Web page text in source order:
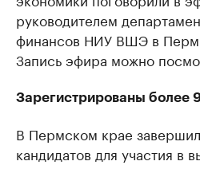
руководителем
финансов НИУ ВШЭ в
Запись эфира можно
Зарегистрированы более
В Пермском крае
кандидатов для участия в